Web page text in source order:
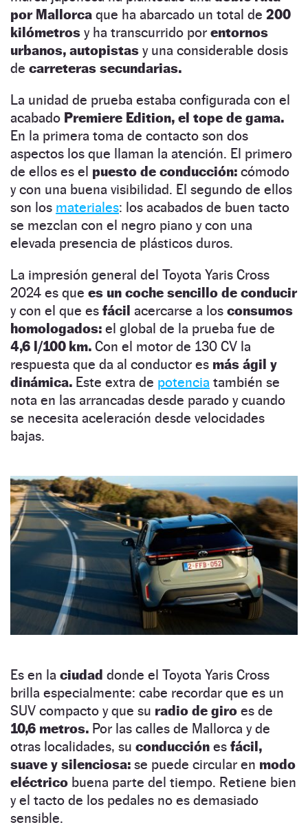
por Mallorca que ha abarcado un total de 200
kilómetros y ha transcurrido por entornos
urbanos, autopistas y una considerable dosis
de carreteras secundarias.
La unidad de prueba estaba configurada con el
acabado Premiere Edition, el tope de gama.
En la primera toma de contacto son dos
aspectos los que llaman la atención. El primero
de ellos es el puesto de conducción: cómodo
y con una buena visibilidad. El segundo de ellos
son los materiales: los acabados de buen tacto
se mezclan con el negro piano y con una
elevada presencia de plásticos duros.
La impresión general del Toyota Yaris Cross
2024 es que es un coche sencillo de conducir
y con el que es fácil acercarse a los consumos
homologados: el global de la prueba fue de
4,6 l/100 km. Con el motor de 130 CV la
respuesta que da al conductor es más ágil y
dinámica. Este extra de potencia también se
nota en las arrancadas desde parado y cuando
se necesita aceleración desde velocidades
bajas.
Es en la ciudad donde el Toyota Yaris Cross
brilla especialmente: cabe recordar que es un
SUV compacto y que su radio de giro es de
10,6 metros. Por las calles de Mallorca y de
otras localidades, su conducción es fácil,
suave y silenciosa: se puede circular en modo
eléctrico buena parte del tiempo. Retiene bien
y el tacto de los pedales no es demasiado
sensible.